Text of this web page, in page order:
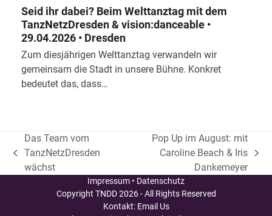
Seid ihr dabei? Beim Welttanztag mit dem
TanzNetzDresden & vision:danceable •
29.04.2026 • Dresden
Zum diesjährigen Welttanztag verwandeln wir
gemeinsam die Stadt in unsere Bühne. Konkret
bedeutet das, dass…
vorheriger
Beitrag:
Das Team vom
TanzNetzDresden
wächst
Nächster
Beitrag:
Pop Up im August: mit
Caroline Beach & Iris
Dankemeyer
Impressum • Datenschutz
Copyright TNDD2026 - All Rights Reserved
Kontakt: Email Us